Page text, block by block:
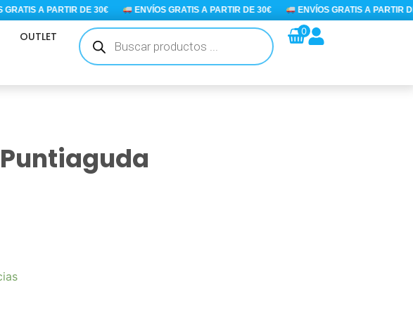
A PARTIR DE 30€ ENVÍOS GRATIS A PARTIR DE 30€ ENVÍOS GRATIS A PARTIR DE
OUTLET
Búsqueda
de
productos
0